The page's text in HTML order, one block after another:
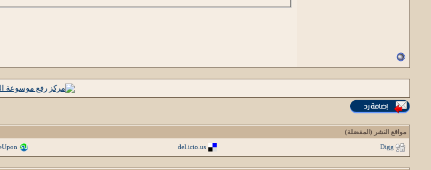
مواقع النشر (المفضلة)
Digg
del.icio.us